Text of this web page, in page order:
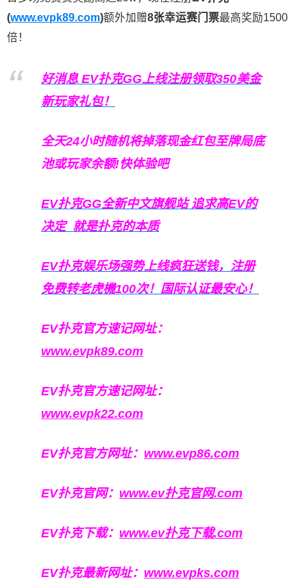
(www.evpk89.com)额外加赠8张幸运赛门票最高奖励1500
倍！
好消息 EV扑克GG上线注册领取350美金
新玩家礼包！
全天24小时随机将掉落现金红包至牌局底
池或玩家余额!快体验吧
EV扑克GG全新中文旗舰站追求高EV的
决定 就是扑克的本质
EV扑克娱乐场强势上线疯狂送钱，注册
免费转老虎機100次！国际认证最安心！
EV扑克官方速记网址：
www.evpk89.com
EV扑克官方速记网址：
www.evpk22.com
EV扑克官方网址： www.evp86.com
EV扑克官网： www.ev扑克官网.com
EV扑克下载： www.ev扑克下载.com
EV扑克最新网址： www.evpks.com